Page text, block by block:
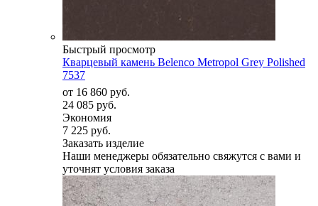
Быстрый просмотр
Кварцевый камень Belenco Metropol Grey Polished
7537
от 16 860 руб.
24 085 руб.
Экономия
7 225 руб.
Заказать изделие
Наши менеджеры обязательно свяжутся с вами и
уточнят условия заказа